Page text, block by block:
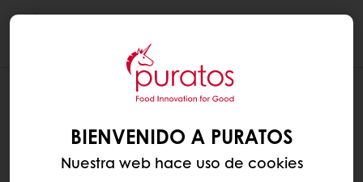
BIENVENIDO A PURATOS
Nuestra web hace uso de cookies